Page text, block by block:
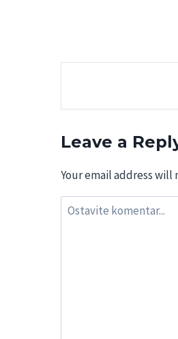
Leave a
Your email address